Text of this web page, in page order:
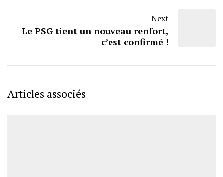
Next
Le PSG tient un nouveau renfort,
c’est confirmé !
Articles associés